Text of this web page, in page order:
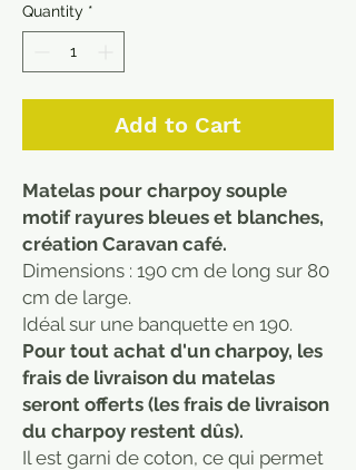
Quantity *
Add to Cart
Matelas pour charpoy souple
motif rayures bleues et blanches,
création Caravan café.
Dimensions : 190 cm de long sur 80
cm de large.
Idéal sur une banquette en 190.
Pour tout achat d'un charpoy, les
frais de livraison du matelas
seront offerts (les frais de livraison
du charpoy restent dûs).
Il est garni de coton, ce qui permet